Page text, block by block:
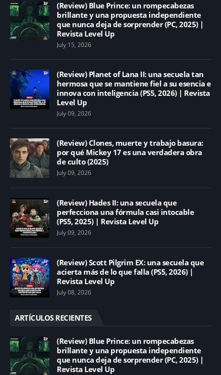
(Review) Blue Prince: un rompecabezas
brillante y una propuesta independiente
que nunca deja de sorprender (PC, 2025) |
Revista Level Up
July 15, 2026
(Review) Planet of Lana II: una secuela tan
hermosa que se mantiene fiel a su esencia e
innova con inteligencia (PS5, 2026) | Revista
Level Up
July 09, 2026
(Review) Clones, muerte y trabajo basura:
por qué Mickey 17 es una verdadera obra
de culto (2025)
July 09, 2026
(Review) Hades II: una secuela que
perfecciona una fórmula casi intocable
(PS5, 2025) | Revista Level Up
July 09, 2026
(Review) Scott Pilgrim EX: una secuela que
acierta más de lo que falla (PS5, 2026) |
Revista Level Up
July 08, 2026
ARTÍCULOS RECIENTES
(Review) Blue Prince: un rompecabezas
brillante y una propuesta independiente
que nunca deja de sorprender (PC, 2025) |
Revista Level Up